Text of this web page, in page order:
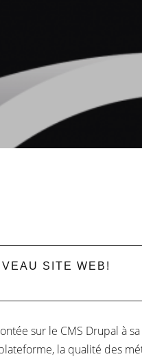
SITE WEB!
sur le CMS Drupal à
la qualité des